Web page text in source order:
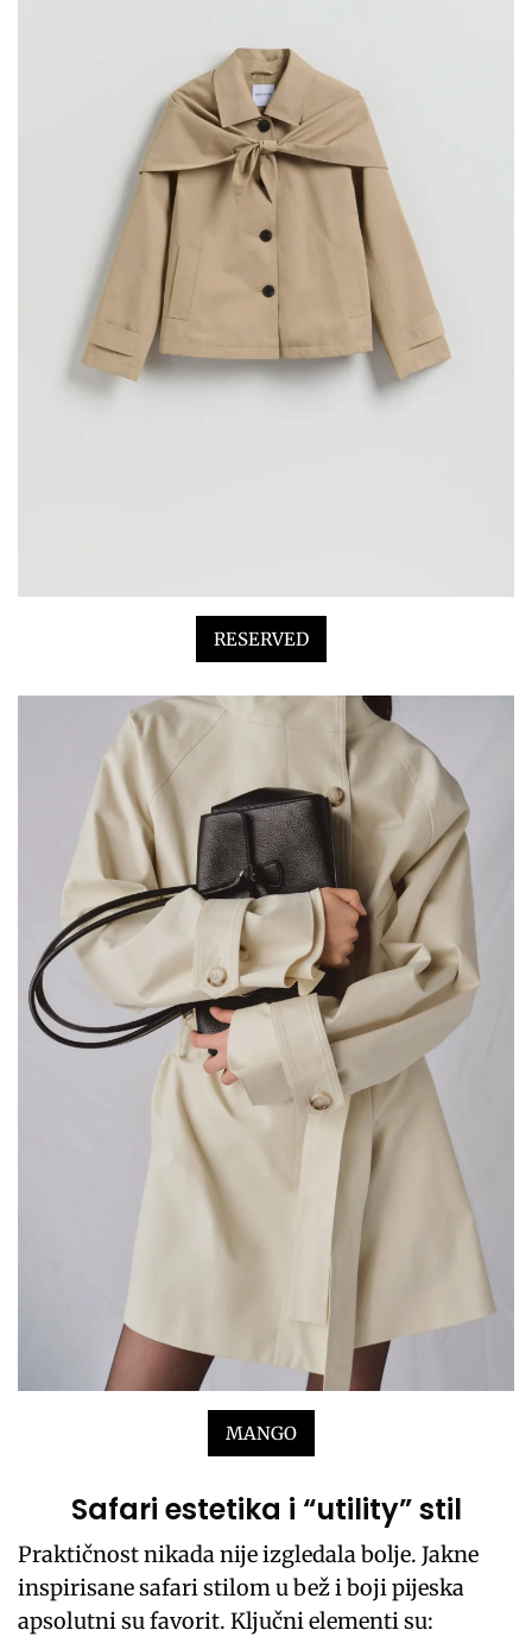
RESERVED
MANGO
Safari estetika i “utility” stil
Praktičnost nikada nije izgledala bolje. Jakne
inspirisane safari stilom u bež i boji pijeska
apsolutni su favorit. Ključni elementi su: